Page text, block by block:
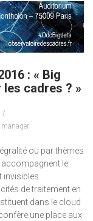
: « Big
cadres ? »
manager
ou par thèmes
accompagnent le
invisibles.
de traitement en
dans le cloud
une place aux